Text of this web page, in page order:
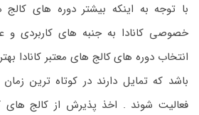
با توجه به اینکه بیشتر دوره های
خصوصی کانادا به جنبه های کاربردی و
انتخاب دوره های کالج های معتبر کانادا
باشد که تمایل دارند در کوتاه ترین زمان
فعالیت شوند . اخذ پذیرش از کالج های